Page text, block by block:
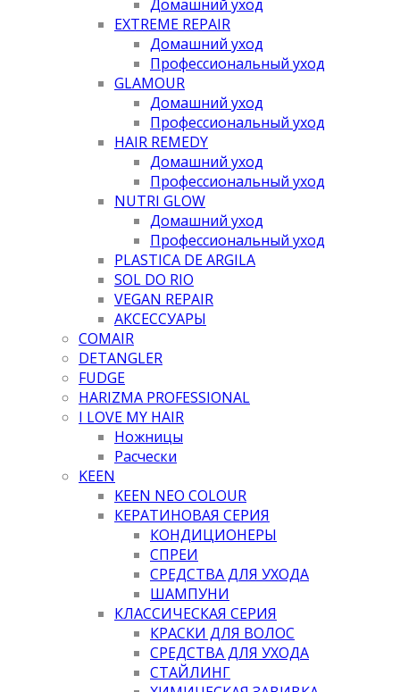
Домашний уход
EXTREME REPAIR
Домашний уход
Профессиональный уход
GLAMOUR
Домашний уход
Профессиональный уход
HAIR REMEDY
Домашний уход
Профессиональный уход
NUTRI GLOW
Домашний уход
Профессиональный уход
PLASTICA DE ARGILA
SOL DO RIO
VEGAN REPAIR
АКСЕССУАРЫ
COMAIR
DETANGLER
FUDGE
HARIZMA PROFESSIONAL
I LOVE MY HAIR
Ножницы
Расчески
KEEN
KEEN NEO COLOUR
КЕРАТИНОВАЯ СЕРИЯ
КОНДИЦИОНЕРЫ
СПРЕИ
СРЕДСТВА ДЛЯ УХОДА
ШАМПУНИ
КЛАССИЧЕСКАЯ СЕРИЯ
КРАСКИ ДЛЯ ВОЛОС
СРЕДСТВА ДЛЯ УХОДА
СТАЙЛИНГ